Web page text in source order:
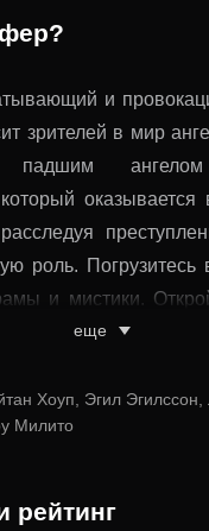
и
зрителей в мир
падшим
роль. Погрузитесь
и мистики.
и окунитесь в
и тьмой, которая
еще
Хоуп, Эгил Эгилссон,
Милито
рейтинг